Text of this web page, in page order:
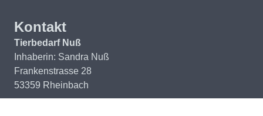
Kontakt
Tierbedarf Nuß
Inhaberin: Sandra Nuß
Frankenstrasse 28
53359 Rheinbach